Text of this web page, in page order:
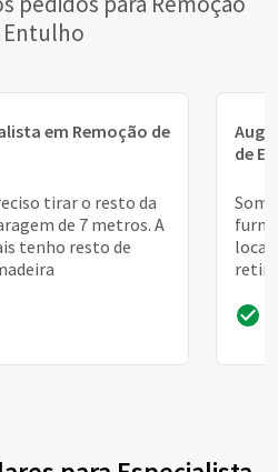
Entulho
em Remoção de
tirar o resto da
de 7 metros. A
tenho resto de
de
local